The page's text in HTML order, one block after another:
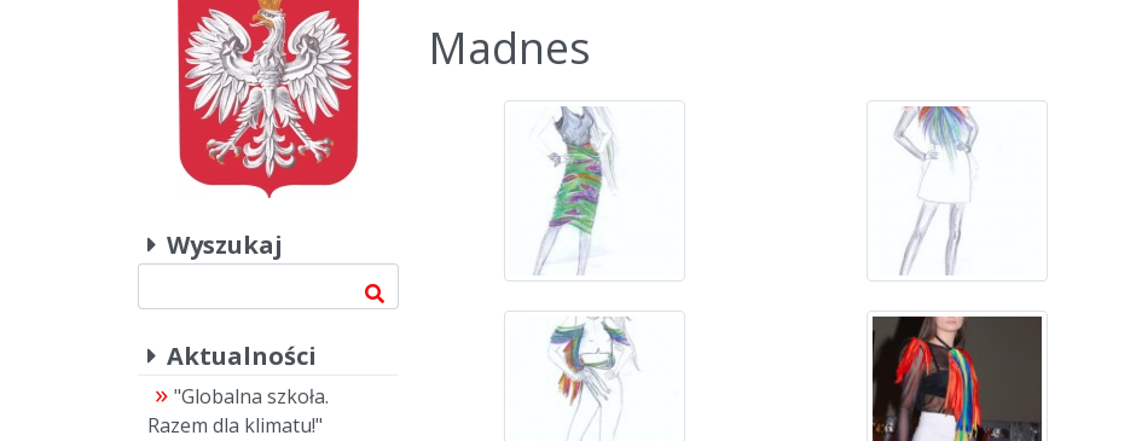
Wyszukaj
Aktualności
"Globalna szkoła.
Razem dla klimatu!"
Madnes